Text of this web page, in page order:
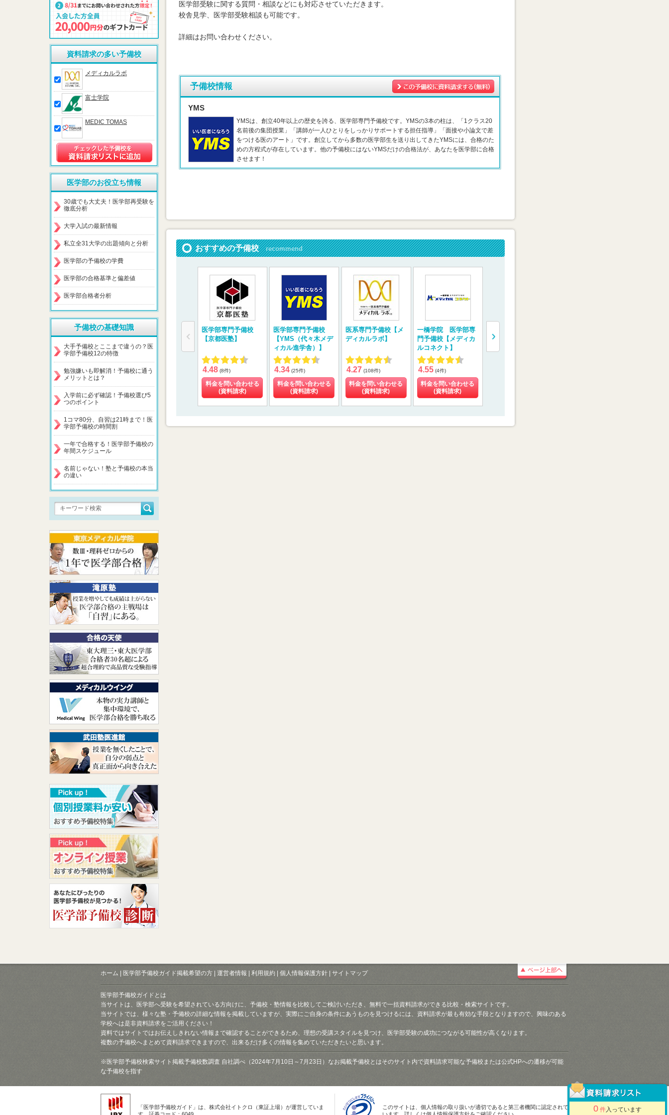
医学部受験に関する質問・相談などにも対応させていただきます。
校舎見学、医学部受験相談も可能です。
詳細はお問い合わせください。
予備校情報
YMS
YMSは、創立40年以上の歴史を誇る、医学部専門予備校です。YMSの3本の柱は、「1クラス20
名前後の集団授業」「講師が一人ひとりをしっかりサポートする担任指導」「面接や小論文で差
をつける医のアート」です。創立してから多数の医学部生を送り出してきたYMSには、合格のた
めの方程式が存在しています。他の予備校にはないYMSだけの合格法が、あなたを医学部に合格
させます！
おすすめの予備校 recommend
医学部専門予備校
【京都医塾】
4.48 (8件)
料金を問い合わせる
(資料請求)
医学部専門予備校
【YMS（代々木メデ
ィカル進学舎）】
4.34 (25件)
料金を問い合わせる
(資料請求)
医系専門予備校【メ
ディカルラボ】
4.27 (108件)
料金を問い合わせる
(資料請求)
一橋学院 医学部専
門予備校【メディカ
ルコネクト】
4.55 (4件)
料金を問い合わせる
(資料請求)
校
0 件入っています
資料請求の多い予備校
メディカルラボ
富士学院
MEDIC TOMAS
医学部のお役立ち情報
30歳でも大丈夫！医学部再受験を
徹底分析
大学入試の最新情報
私立全31大学の出題傾向と分析
医学部の予備校の学費
医学部の合格基準と偏差値
医学部合格者分析
予備校の基礎知識
大手予備校とここまで違うの？医
学部予備校12の特徴
勉強嫌いも即解消！予備校に通う
メリットとは？
入学前に必ず確認！予備校選び5
つのポイント
1コマ80分、自習は21時まで！医
学部予備校の時間割
一年で合格する！医学部予備校の
年間スケジュール
名前じゃない！塾と予備校の本当
の違い
ホーム 医学部予備校ガイド掲載希望の方 運営者情報 利用規約 個人情報保護方針 サイトマップ
医学部予備校ガイドとは
当サイトは、医学部へ受験を希望されている方向けに、予備校・塾情報を比較してご検討いただき、無料で一括資料請求ができる比較・検索サイトです。
当サイトでは、様々な塾・予備校の詳細な情報を掲載していますが、実際にご自身の条件にあうものを見つけるには、資料請求が最も有効な手段となりますので、興味のある
学校へは是非資料請求をご活用ください！
資料ではサイトではお伝えしきれない情報まで確認することができるため、理想の受講スタイルを見つけ、医学部受験の成功につながる可能性が高くなります。
複数の予備校へまとめて資料請求できますので、出来るだけ多くの情報を集めていただきたいと思います。
※医学部予備校検索サイト掲載予備校数調査 自社調べ（2024年7月10日～7月23日）なお掲載予備校とはそのサイト内で資料請求可能な予備校または公式HPへの遷移が可能
な予備校を指す
「医学部予備校ガイド」は、株式会社イトクロ（東証上場）が運営していま
す。証券コード：6049
このサイトは、個人情報の取り扱いが適切であると第三者機関に認定されて
います。詳しくは個人情報保護方針をご確認ください。